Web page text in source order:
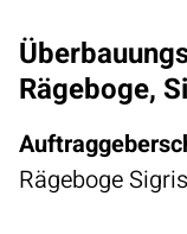
Rägeboge,
Rägeboge